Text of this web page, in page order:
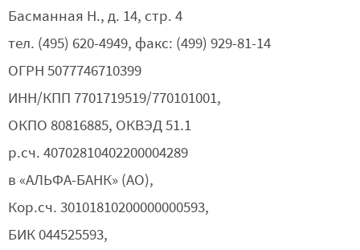
Басманная Н., д. 14, стр. 4
тел. (495) 620-4949, факс: (499) 929-81-14
ОГРН 5077746710399
ИНН/КПП 7701719519/770101001,
ОКПО 80816885, ОКВЭД 51.1
р.сч. 40702810402200004289
в «АЛЬФА-БАНК» (АО),
Кор.сч. 30101810200000000593,
БИК 044525593,